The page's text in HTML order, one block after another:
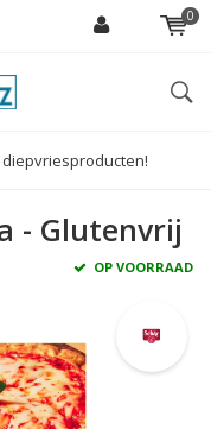
0
- Glutenvrij
OP VOORRAAD